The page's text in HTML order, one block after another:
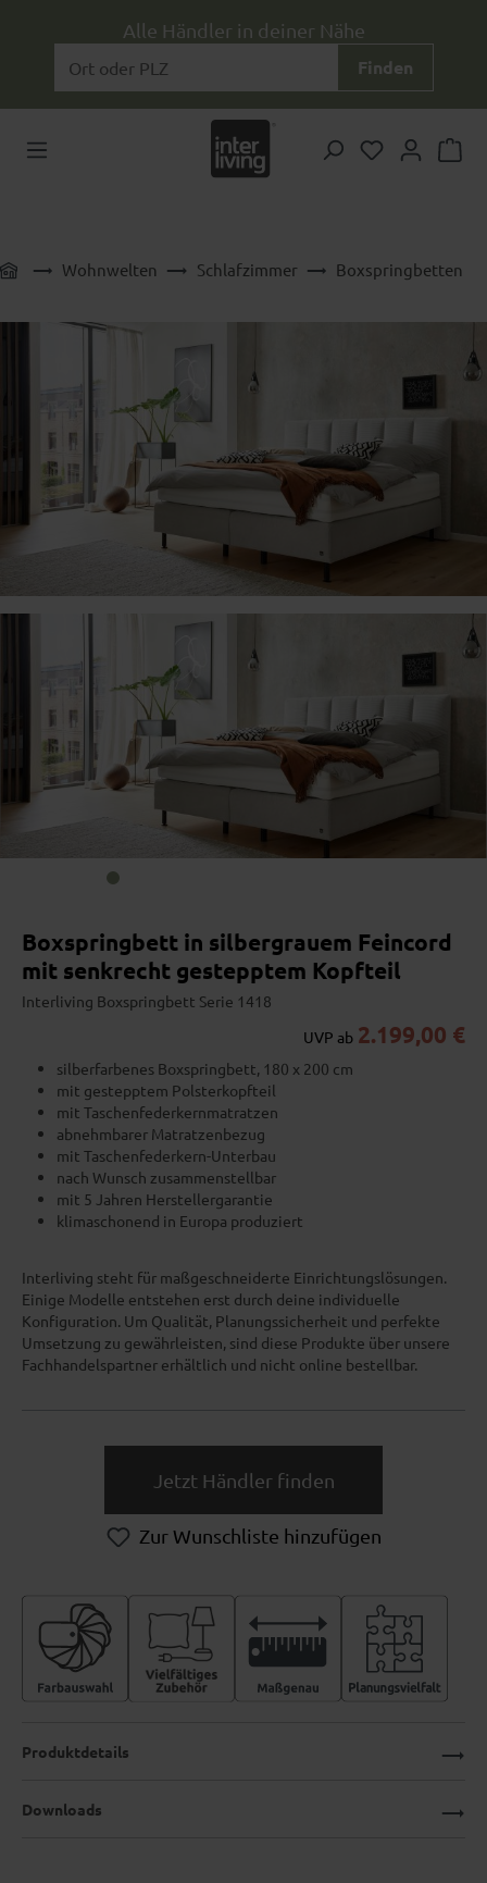
Zum Hauptinhalt springenAlle Händler in deiner Nähe
Finden
Du hast 0
Wohnwelten Schlafzimmer Boxspringbetten
Boxspringbett in silbergrauem Feincord
mit senkrecht gestepptem Kopfteil
Interliving Boxspringbett Serie 1418
UVP ab 2.199,00 €
silberfarbenes Boxspringbett, 180 x 200 cm
mit gestepptem Polsterkopfteil
mit Taschenfederkernmatratzen
abnehmbarer Matratzenbezug
mit Taschenfederkern-Unterbau
nach Wunsch zusammenstellbar
mit 5 Jahren Herstellergarantie
klimaschonend in Europa produziert
Interliving steht für maßgeschneiderte Einrichtungslösungen.
Einige Modelle entstehen erst durch deine individuelle
Konfiguration. Um Qualität, Planungssicherheit und perfekte
Umsetzung zu gewährleisten, sind diese Produkte über unsere
Fachhandelspartner erhältlich und nicht online bestellbar.
Jetzt Händler finden
Zur Wunschliste hinzufügen
Bildergalerie überspringen
Produktdetails
Downloads